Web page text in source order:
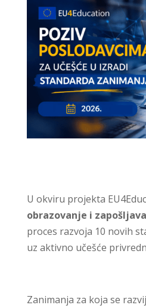
U okviru projekta
obrazovanje i
proces razvoja 10 novih
uz aktivno učešće
Zanimanja za koja se